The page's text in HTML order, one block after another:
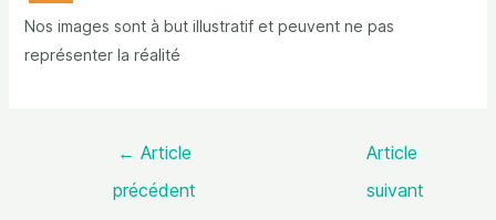
Nos images sont à but illustratif et peuvent ne pas
représenter la réalité
← Article
précédent
Article
suivant